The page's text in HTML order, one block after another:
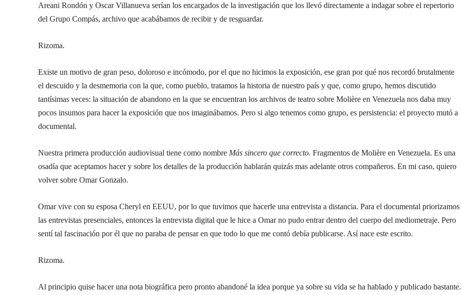
Areani Rondón y Oscar Villanueva serían los encargados de la investigación que los llevó directamente a indagar sobre el repertorio
del Grupo Compás, archivo que acabábamos de recibir y de resguardar.
Rizoma.
Existe un motivo de gran peso, doloroso e incómodo, por el que no hicimos la exposición, ese gran por qué nos recordó brutalmente
el descuido y la desmemoria con la que, como pueblo, tratamos la historia de nuestro país y que, como grupo, hemos discutido
tantísimas veces: la situación de abandono en la que se encuentran los archivos de teatro sobre Molière en Venezuela nos daba muy
pocos insumos para hacer la exposición que nos imaginábamos. Pero si algo tenemos como grupo, es persistencia: el proyecto mutó a
documental.
Nuestra primera producción audiovisual tiene como nombre Más sincero que correcto. Fragmentos de Molière en Venezuela. Es una
osadía que aceptamos hacer y sobre los detalles de la producción hablarán quizás mas adelante otros compañeros. En mi caso, quiero
volver sobre Omar Gonzalo.
Omar vive con su esposa Cheryl en EEUU, por lo que tuvimos que hacerle una entrevista a distancia. Para el documental priorizamos
las entrevistas presenciales, entonces la entrevista digital que le hice a Omar no pudo entrar dentro del cuerpo del mediometraje. Pero
sentí tal fascinación por él que no paraba de pensar en que todo lo que me contó debía publicarse. Así nace este escrito.
Rizoma.
Al principio quise hacer una nota biográfica pero pronto abandoné la idea porque ya sobre su vida se ha hablado y publicado bastante.